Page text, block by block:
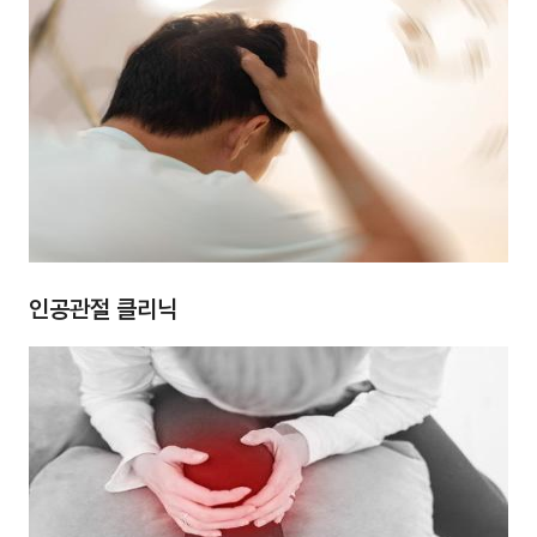
인공관절 클리닉